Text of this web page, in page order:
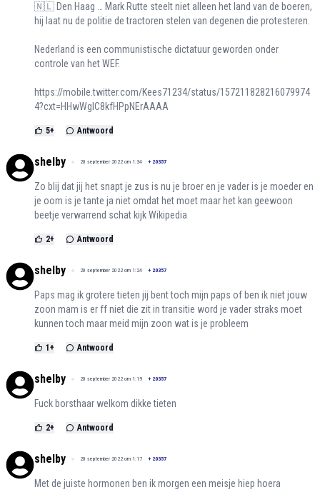
🇳🇱 Den Haag … Mark Rutte steelt niet alleen het land van de boeren,
hij laat nu de politie de tractoren stelen van degenen die protesteren.
Nederland is een communistische dictatuur geworden onder
controle van het WEF.
https://mobile.twitter.com/Kees71234/status/157211828216079974
4?cxt=HHwWgIC8kfHPpNErAAAA
5+ Antwoord
shelby 20 september 2022 om 1:34 + 20357
Zo blij dat jij het snapt je zus is nu je broer en je vader is je moeder en
je oom is je tante ja niet omdat het moet maar het kan geewoon
beetje verwarrend schat kijk Wikipedia
2+ Antwoord
shelby 20 september 2022 om 1:24 + 20357
Paps mag ik grotere tieten jij bent toch mijn paps of ben ik niet jouw
zoon mam is er ff niet die zit in transitie word je vader straks moet
kunnen toch maar meid mijn zoon wat is je probleem
1 + Antwoord
shelby 20 september 2022 om 1:19 + 20357
Fuck borsthaar welkom dikke tieten
2+ Antwoord
shelby 20 september 2022 om 1:17 + 20357
Met de juiste hormonen ben ik morgen een meisje hiep hoera